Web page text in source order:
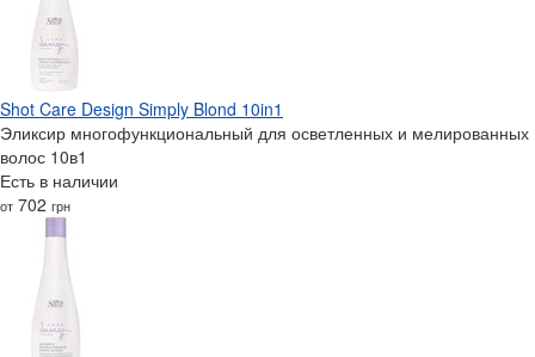
Shot Care Design Simply Blond 10in1
Эликсир многофункциональный для осветленных и мелированных
волос 10в1
Есть в наличии
от 702 грн